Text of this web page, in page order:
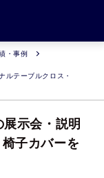
・事例
ルテーブルクロス・
示会・説明
子カバーを